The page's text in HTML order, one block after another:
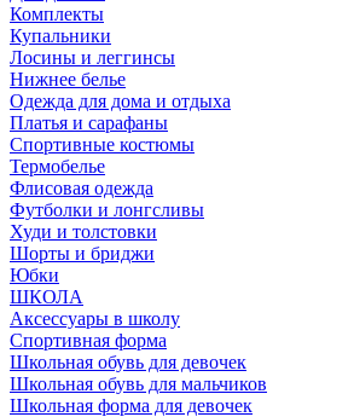
Комплекты
Купальники
Лосины и леггинсы
Нижнее белье
Одежда для дома и отдыха
Платья и сарафаны
Спортивные костюмы
Термобелье
Флисовая одежда
Футболки и лонгсливы
Худи и толстовки
Шорты и бриджи
Юбки
ШКОЛА
Аксессуары в школу
Спортивная форма
Школьная обувь для девочек
Школьная обувь для мальчиков
Школьная форма для девочек